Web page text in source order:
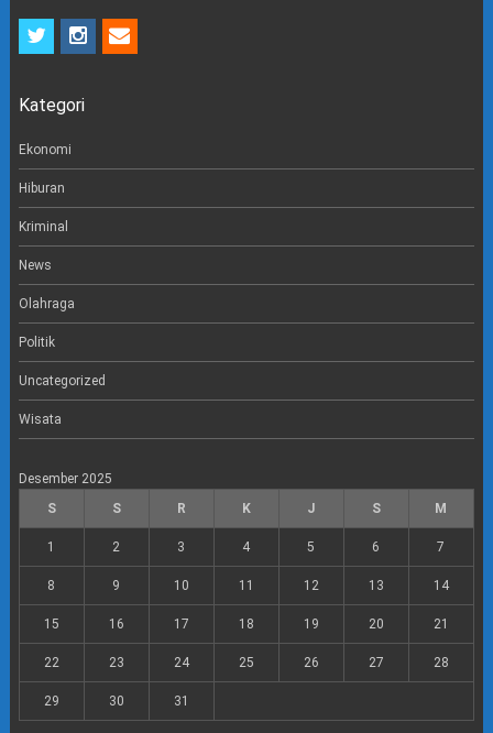
t
t
r
i
n
a
e
m
Kategori
Ekonomi
Hiburan
Kriminal
News
Olahraga
Politik
Uncategorized
Wisata
Desember 2025
S
S R K J S M
1 2 3 4 5 6 7
8 9 10 11 12 13 14
15 16 17 18 19 20 21
22 23 24 25 26 27 28
29 30 31